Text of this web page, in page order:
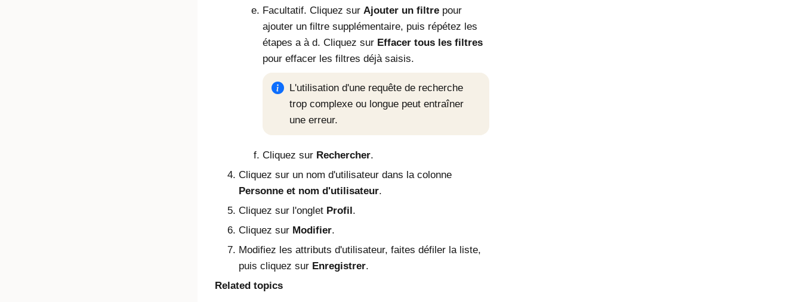
Facultatif. Cliquez sur Ajouter un filtrepour
ajouter un filtre supplémentaire, puis répétez les
étapes a à d. Cliquez sur Effacer tous les filtres
pour effacer les filtres déjà saisis.
L'utilisation d'une requête de recherche
trop complexe ou longue peut entraîner
une erreur.
Cliquez sur Rechercher.
Cliquez sur un nom d'utilisateur dans la colonne
Personne et nom d'utilisateur.
Cliquez sur l'onglet Profil.
Cliquez sur Modifier.
Modifiez les attributs d'utilisateur, faites défiler la liste,
puis cliquez sur Enregistrer.
Related topics